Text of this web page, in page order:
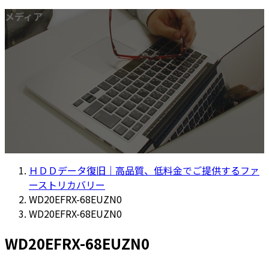
メディア
ＨＤＤデータ復旧｜高品質、低料金でご提供するファ
ーストリカバリー
WD20EFRX-68EUZN0
WD20EFRX-68EUZN0
WD20EFRX-68EUZN0